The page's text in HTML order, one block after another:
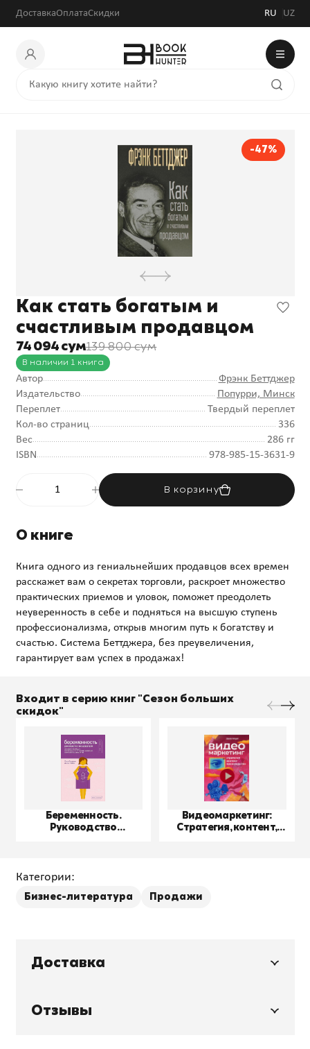
ДоставкаОплатаСкидки RU UZ
-47%
Как стать богатым и
счастливым продавцом
74 094 сум139 800 сум
В наличии 1 книга
Автор
Фрэнк Беттджер
Издательство
Попурри, Минск
Переплет
Твердый переплет
Кол-во страниц
336
Вес
286 гг
ISBN
978-985-15-3631-9
В корзину
О книге
Книга одного из гениальнейших продавцов всех времен
расскажет вам о секретах торговли, раскроет множество
практических приемов и уловок, поможет преодолеть
неуверенность в себе и подняться на высшую ступень
профессионализма, открыв многим путь к богатству и
счастью. Система Беттджера, без преувеличения,
Входит в серию книг "Сезон больших
скидок"
Беременность.
Руководство
Видеомаркетинг:
Стратегия, контент,
Категории:
Бизнес-литература Продажи
Доставка
Отзывы